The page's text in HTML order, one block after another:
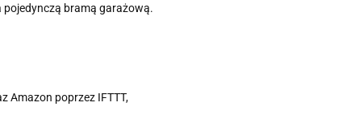
bramą garażową.
Amazon poprzez IFTTT,